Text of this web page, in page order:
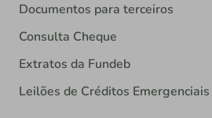
Documentos para terceiros
Consulta Cheque
Extratos da Fundeb
Leilões de Créditos Emergenciais